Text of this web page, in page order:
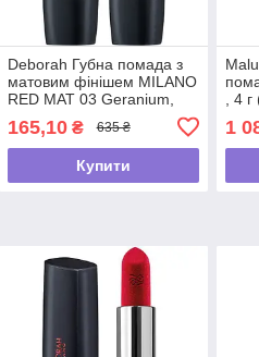
Deborah Губна помада з
матовим фінішем MILANO
RED MAT 03 Geranium,
165,10₴ 635 ₴
Купити
, 4
1